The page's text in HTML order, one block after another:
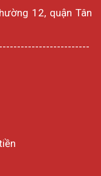
12, quận Tân